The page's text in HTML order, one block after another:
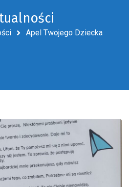
Apel Twojego Dziecka